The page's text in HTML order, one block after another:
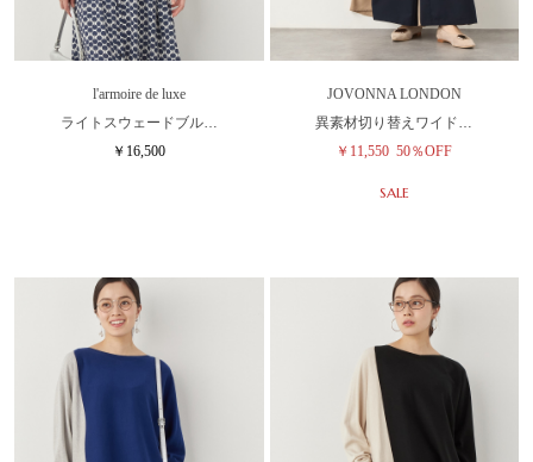
l'armoire de luxe
ライトスウェードブル…
￥16,500
JOVONNA LONDON
異素材切り替えワイド…
￥11,550 50％OFF
SALE